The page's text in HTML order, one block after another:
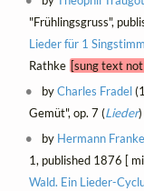
"Frühlingsgruss",
Lieder für 1
Rathke [sung text
byCharles Fradel
Gemüt", op. 7 (Lieder
by Hermann Franke
1, published 1876 [
Wald. Ein Lieder-